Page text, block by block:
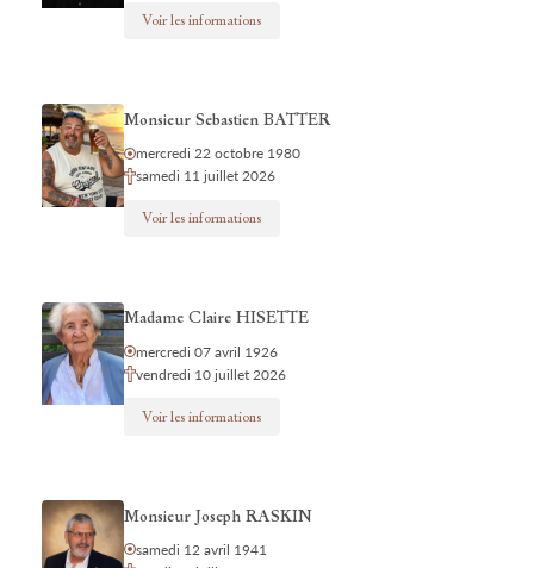
Voir les informations
Monsieur Sebastien BATTER
mercredi 22 octobre 1980
samedi 11 juillet 2026
Voir les informations
Madame Claire HISETTE
mercredi 07 avril 1926
vendredi 10 juillet 2026
Voir les informations
Monsieur Joseph RASKIN
samedi 12 avril 1941